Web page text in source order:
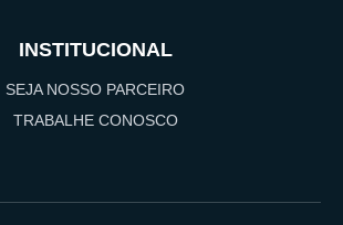
INSTITUCIONAL
SEJA NOSSO PARCEIRO
TRABALHE CONOSCO